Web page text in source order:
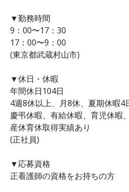
▼勤務時間
9：00〜17：30
17：00〜9：00
(東京都武蔵村山市)
▼休日・休暇
年間休日104日
4週8休以上、月8休、夏期休暇4
慶弔休暇、有給休暇、育児休暇
産休育休取得実績あり
(正社員)
▼応募資格
正看護師の資格をお持ちの方